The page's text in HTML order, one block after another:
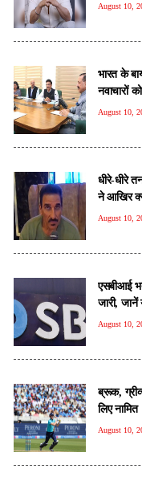
August 10,
भारत के
नवाचारों
August 10,
धीरे-धीरे
ने आखिर
August 10,
एसबीआई
जारी, जानें
August 10,
ब्रूक,
लिए नामित
August 10,